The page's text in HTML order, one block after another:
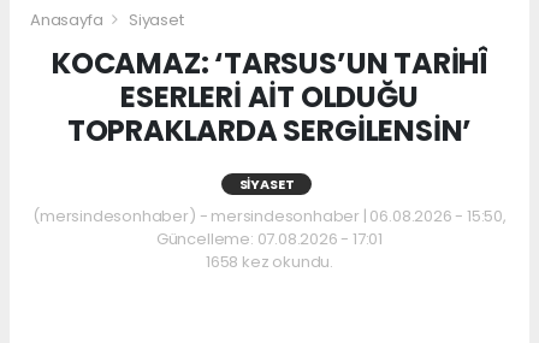
Anasayfa Siyaset
KOCAMAZ: ‘TARSUS’UN TARİHÎ
ESERLERİ AİT OLDUĞU
TOPRAKLARDA SERGİLENSİN’
SIYASET
(mersindesonhaber) - mersindesonhaber | 06.08.2026 - 15:50,
Güncelleme: 07.08.2026 - 17:01
1658 kez okundu.